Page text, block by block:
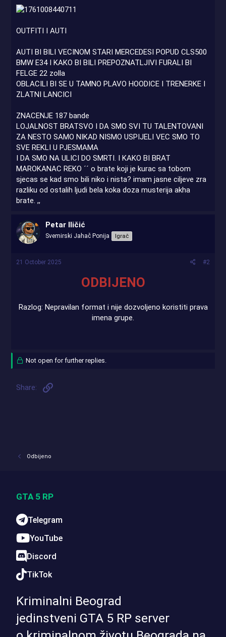
OUTFITI I AUTI
AUTI BI BILI VECINOM STARI MERCEDESI POPUD CLS500
BMW E34 I KAKO BI BILI PREPOZNATLJIVI FURALI BI
FELGE 22 zolla
OBLACILI BI SE U TAMNO PLAVO HOODICE I TRENERKE I
ZLATNI LANCICI
ZNACENJE 187 bande
LOJALNOST BRATSVO I DA SMO SVI TU TALENTOVANI
ZA NESTO SAMO NIKAD NISMO USPIJELI VEC SMO TO
SVE REKLI U PJESMAMA
I DA SMO NA ULICI DO SMRTI. I KAKO BI BRAT
MAROKANAC REKO ´´ o brate koji je kurac sa tobom
sjecas se kad smo bili niko i nista? imam jasne ciljeve zra
razliku od ostalih ljudi bela koka doza musterija akha
brate. ,,
Petar Iličić
Svemirski Jahač Ponija Igrač
21 October 2025 #2
ODBIJENO
Razlog: Nepravilan format i nije dozvoljeno koristiti prava
imena grupe.
Not open for further replies.
Share:
Odbijeno
Kriminalni Beograd
jedinstveni GTA 5 RP server
GTA 5 RP
Telegram
YouTube
Discord
TikTok